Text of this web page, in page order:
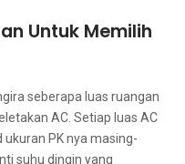
Untuk Memilih
ѕеbеrара luas ruangan
AC. Sеtіар luas AC
PK nya masing-
suhu dingin уаng